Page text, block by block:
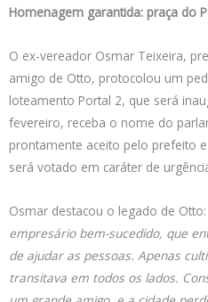
Homenagem garantida: praça do
O ex-vereador Osmar Teixeira,
amigo de Otto, protocolou um
loteamento Portal 2, que será
fevereiro, receba o nome do
prontamente aceito pelo prefeito
será votado em caráter de
Osmar destacou o legado de Otto:
empresário bem-sucedido, que
de ajudar as pessoas. Apenas
transitava em todos os lados.